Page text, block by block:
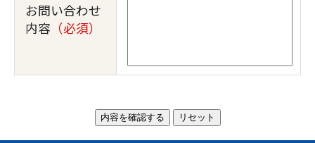
お問い合わせ
内容 （必須）